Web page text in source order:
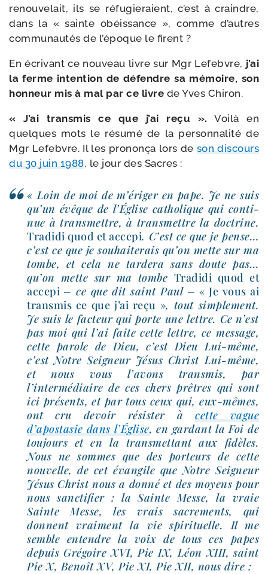
renou­ve­lait, ils se réfu­gie­raient, c’est à craindre,
dans la « sainte obéis­sance », comme d’autres
com­mu­nau­tés de l’époque le firent ?
En écri­vant ce nou­veau livre sur Mgr Lefebvre, j’ai
la ferme inten­tion de défendre sa mémoire, son
hon­neur mis à mal par ce livre de Yves Chiron.
« J’ai trans­mis ce que j’ai reçu ». Voilà en
quelques mots le résu­mé de la per­son­na­li­té de
Mgr Lefebvre. Il les pro­non­ça lors de son dis­cours
du 30 juin 1988, le jour des Sacres :
« Loin de moi de m’ériger en pape. Je ne suis
qu’un évêque de l’Église catho­lique qui conti­
nue à trans­mettre, à trans­mettre la doc­trine.
Tradidi quod et acce­pi. C’est ce que je pense…
c’est ce que je sou­hai­te­rais qu’on mette sur ma
tombe, et cela ne tar­de­ra sans doute pas…
qu’on mette sur ma tombe Tradidi quod et
acce­pi – ce que dit saint Paul –« Je vous ai
trans­mis ce que j’ai reçu », tout sim­ple­ment.
Je suis le fac­teur qui porte une lettre. Ce n’est
pas moi qui l’ai faite cette lettre, ce mes­sage,
cette parole de Dieu, c’est Dieu Lui-​même,
c’est Notre Seigneur Jésus Christ Lui-​même,
et nous vous l’avons trans­mis, par
l’intermédiaire de ces chers prêtres qui sont
ici pré­sents, et par tous ceux qui, eux-​mêmes,
ont cru devoir résis­ter àcette vague
d’apostasie dans l’Église, en gar­dant la Foi de
tou­jours et en la trans­met­tant aux fidèles.
Nous ne sommes que des por­teurs de cette
nou­velle, de cet évan­gile que Notre Seigneur
Jésus Christ nous a don­né et des moyens pour
nous sanc­ti­fier : la Sainte Messe, la vraie
Sainte Messe, les vrais sacre­ments, qui
donnent vrai­ment la vie spi­ri­tuelle. Il me
semble entendre la voix de tous ces papes
depuis Grégoire XVI, Pie IX, Léon XIII, saint
Pie X, Benoît XV, Pie XI, Pie XII, nous dire :